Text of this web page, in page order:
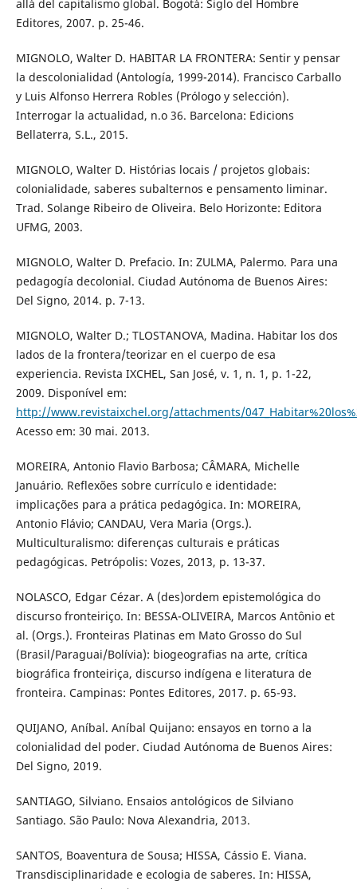
allá del capitalismo global. Bogotá: Siglo del Hombre
Editores, 2007. p. 25-46.
MIGNOLO, Walter D. HABITAR LA FRONTERA: Sentir y pensar
la descolonialidad (Antología, 1999-2014). Francisco Carballo
y Luis Alfonso Herrera Robles (Prólogo y selección).
Interrogar la actualidad, n.o 36. Barcelona: Edicions
Bellaterra, S.L., 2015.
MIGNOLO, Walter D. Histórias locais / projetos globais:
colonialidade, saberes subalternos e pensamento liminar.
Trad. Solange Ribeiro de Oliveira. Belo Horizonte: Editora
UFMG, 2003.
MIGNOLO, Walter D. Prefacio. In: ZULMA, Palermo. Para una
pedagogía decolonial. Ciudad Autónoma de Buenos Aires:
Del Signo, 2014. p. 7-13.
MIGNOLO, Walter D.; TLOSTANOVA, Madina. Habitar los dos
lados de la frontera/teorizar en el cuerpo de esa
experiencia. Revista IXCHEL, San José, v. 1, n. 1, p. 1-22,
2009. Disponível em:
http://www.revistaixchel.org/attachments/
Acesso em: 30 mai. 2013.
MOREIRA, Antonio Flavio Barbosa; CÂMARA, Michelle
Januário. Reflexões sobre currículo e identidade:
implicações para a prática pedagógica. In: MOREIRA,
Antonio Flávio; CANDAU, Vera Maria (Orgs.).
Multiculturalismo: diferenças culturais e práticas
pedagógicas. Petrópolis: Vozes, 2013, p. 13-37.
NOLASCO, Edgar Cézar. A (des)ordem epistemológica do
discurso fronteiriço. In: BESSA-OLIVEIRA, Marcos Antônio et
al. (Orgs.). Fronteiras Platinas em Mato Grosso do Sul
(Brasil/Paraguai/Bolívia): biogeografias na arte, crítica
biográfica fronteiriça, discurso indígena e literatura de
fronteira. Campinas: Pontes Editores, 2017. p. 65-93.
QUIJANO, Aníbal. Aníbal Quijano: ensayos en torno a la
colonialidad del poder. Ciudad Autónoma de Buenos Aires:
Del Signo, 2019.
SANTIAGO, Silviano. Ensaios antológicos de Silviano
Santiago. São Paulo: Nova Alexandria, 2013.
SANTOS, Boaventura de Sousa; HISSA, Cássio E. Viana.
Transdisciplinaridade e ecologia de saberes. In: HISSA,